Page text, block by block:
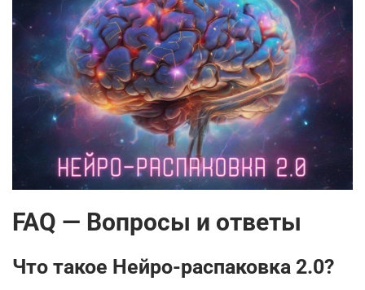
FAQ — Вопросы и ответы
Что такое Нейро-распаковка 2.0?